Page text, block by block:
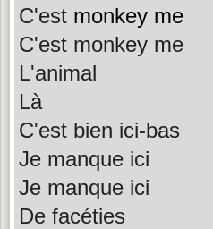
C'est monkey me
C'est monkey me
L'animal
Là
C'est bien ici-bas
Je manque ici
Je manque ici
De facéties